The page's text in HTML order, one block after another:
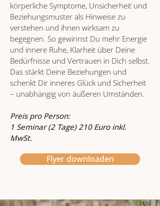
körperliche Symptome, Unsicherheit und
Beziehungsmuster als Hinweise zu
verstehen und ihnen wirksam zu
begegnen. So gewinnst Du mehr Energie
und innere Ruhe, Klarheit über Deine
Bedürfnisse und Vertrauen in Dich selbst.
Das stärkt Deine Beziehungen und
schenkt Dir inneres Glück und Sicherheit
– unabhängig von äußeren Umständen.
Preis pro Person:
1 Seminar (2 Tage) 210 Euro inkl.
MwSt.
Flyer downloaden